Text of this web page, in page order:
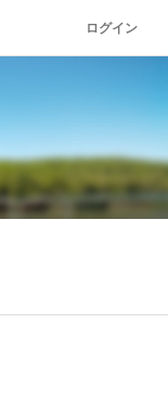
ログイン